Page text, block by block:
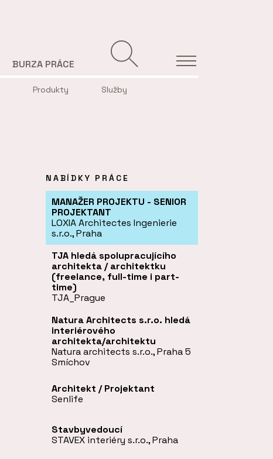
Produkty Služby
BURZA PRÁCE
NABÍDKY PRÁCE
MANAŽER PROJEKTU - SENIOR
PROJEKTANT
LOXIA Architectes Ingenierie
s.r.o., Praha
TJA hledá spolupracujícího
architekta / architektku
(freelance, full-time i part-
time)
TJA_Prague
Natura Architects s.r.o. hledá
interiérového
architekta/architektu
Natura architects s.r.o., Praha 5
Smíchov
Architekt / Projektant
Senlife
Stavbyvedoucí
STAVEX interiéry s.r.o., Praha